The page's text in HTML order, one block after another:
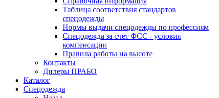
Таблица соответствия стандартов
спецодежды
Нормы выдачи спецодежды по профессиям
Спецодежда за счет ФСС - условия
компенсации
Правила работы на высоте
Контакты
Дилеры ПРАБО
Каталог
Спецодежда